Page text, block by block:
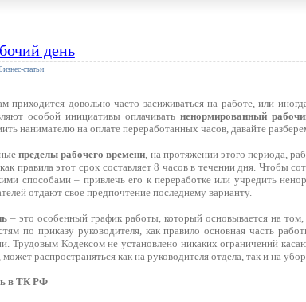
день
статьи
довольно часто засиживаться на работе, или
особой инициативы оплачивать ненормированный
нанимателю на оплате переработанных часов, давайте
пределы рабочего времени, на протяжении этого периода,
правила этот срок составляет 8 часов в течении дня. Чтобы
способами – привлечь его к переработке или учредить
отдают свое предпочтение последнему варианту.
– это особенный график работы, который основывается на
по приказу руководителя, как правило основная часть
Трудовым Кодексом не установлено никаких ограничений
может распространяться как на руководителя отдела, так и на
в ТК РФ